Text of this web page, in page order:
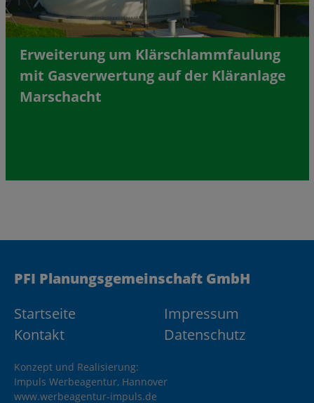
Erweiterung um Klärschlammfaulung
mit Gasverwertung auf der Kläranlage
Marschacht
PFI Planungsgemeinschaft GmbH
Startseite
Kontakt
Impressum
Datenschutz
Konzept und Realisierung:
Impuls Werbeagentur, Hannover
www.werbeagentur-impuls.de